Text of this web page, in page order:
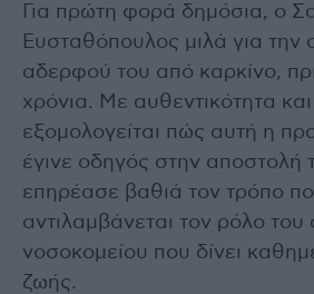
Για πρώτη φορά δημόσια, ο
Ευσταθόπουλος μιλά για την
αδερφού του από καρκίνο,
χρόνια. Με αυθεντικότητα
εξομολογείται πώς αυτή η
έγινε οδηγός στην αποστολή
επηρέασε βαθιά τον τρόπο
αντιλαμβάνεται τον ρόλο του
νοσοκομείου που δίνει
ζωής.